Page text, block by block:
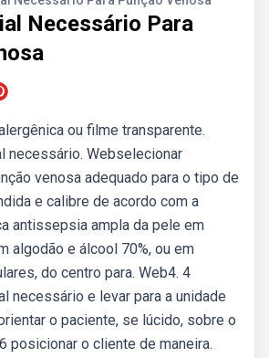
Necessário Para
ou filme transparente.
necessário. Webselecionar
venosa adequado para o tipo de
e calibre de acordo com a
antissepsia ampla da pele em
algodão e álcool 70%, ou em
do centro para. Web4. 4
necessário e levar para a unidade
o paciente, se lúcido, sobre o
posicionar o cliente de maneira.